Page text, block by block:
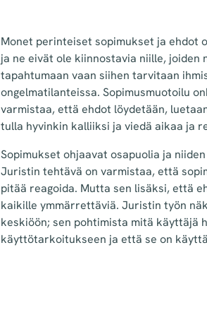
Monet perinteiset sopimukset ja ehdot
ja ne eivät ole kiinnostavia niille,
tapahtumaan vaan siihen tarvitaan
ongelmatilanteissa. Sopimusmuotoilu
varmistaa, että ehdot löydetään,
tulla hyvinkin kalliiksi ja viedä aikaa ja
Sopimukset ohjaavat osapuolia ja
Juristin tehtävä on varmistaa, että
pitää reagoida. Mutta sen lisäksi, että
kaikille ymmärrettäviä. Juristin työn
keskiöön; sen pohtimista mitä käyttäjä
käyttötarkoitukseen ja että se on